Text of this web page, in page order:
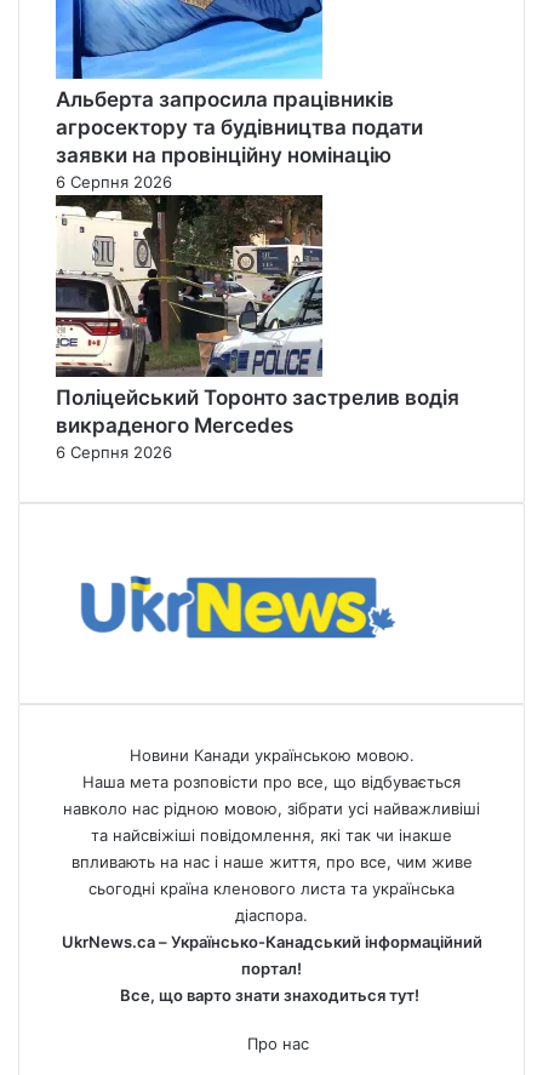
Альберта запросила працівників
агросектору та будівництва подати
заявки на провінційну номінацію
6 Серпня 2026
Поліцейський Торонто застрелив водія
викраденого Mercedes
6 Серпня 2026
Новини Канади українською мовою.
Наша мета розповісти про все, що відбувається
навколо нас рідною мовою, зібрати усі найважливіші
та найсвіжіші повідомлення, які так чи інакше
впливають на нас і наше життя, про все, чим живе
сьогодні країна кленового листа та українська
діаспора.
UkrNews.ca – Українсько-Канадський інформаційний
портал!
Все, що варто знати знаходиться тут!
Про нас